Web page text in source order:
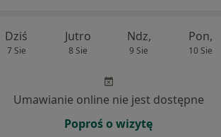
Dziś
7 Sie
Jutro
8 Sie
Ndz,
9 Sie
Pon,
10 Sie
Umawianie online nie jest dostępne
Poproś o wizytę